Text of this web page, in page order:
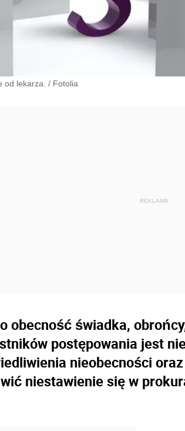
od lekarza. / Fotolia
obecność świadka,
postępowania jest
nieobecności
niestawienie się w